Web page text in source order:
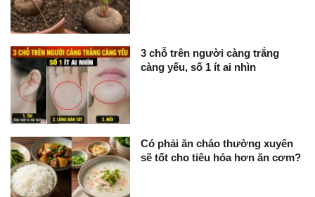
3 chỗ trên người càng trắng
càng yếu, số 1 ít ai nhìn
Có phải ăn cháo thường xuyên
sẽ tốt cho tiêu hóa hơn ăn cơm?